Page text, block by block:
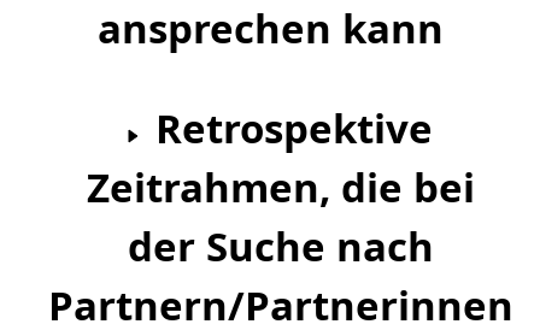
ansprechen kann
Zeitrahmen, die bei
der Suche nach
Partnern/Partnerinnen